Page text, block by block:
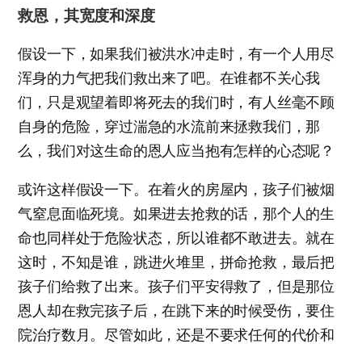
救恩，其宽度和深度
假设一下，如果我们被洪水冲走时，有一个人用尽
浑身的力气把我们救出来了吧。在谁都不关心我
们，只是观望着即将死去的我们时，有人丝毫不顾
自身的危险，穿过湍急的水流前来拯救我们，那
么，我们对这生命的恩人应当抱有怎样的心态呢？
或许这样假设一下。在着火的房屋内，孩子们被烟
气窒息面临死境。如果进去抢救的话，那个人的生
命也同样处于危险状态，所以谁都不敢进去。就在
这时，不知是谁，跳进火堆里，拼命抢救，最后把
孩子们给救了出来。孩子们平安得救了，但是那位
恩人却在救完孩子后，在跳下来的时候受伤，要住
院治疗数月。尽管如此，还是不要求任何的代价和